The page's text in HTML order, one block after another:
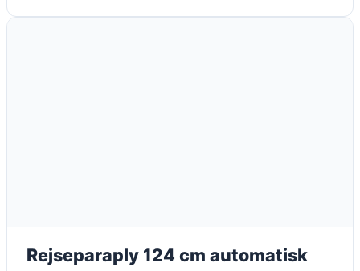
Rejseparaply 124 cm automatisk